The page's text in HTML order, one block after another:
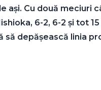
Cu două meciuri
6-2, 6-2 și tot
depășească linia